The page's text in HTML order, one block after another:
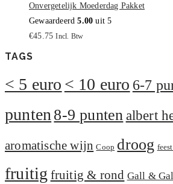
Onvergetelijk Moederdag Pakket
Gewaardeerd5.00 uit 5
€45.75 Incl. Btw
TAGS
< 5 euro < 10 euro 6-7
punten8-9 puntenalbert
aromatische wijn Coop droog
fruitig fruitig & rond Gall &